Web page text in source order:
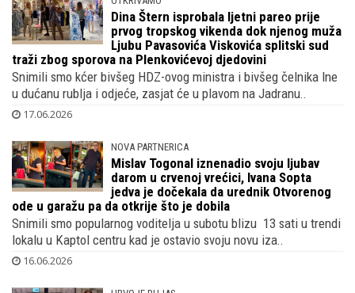
18.06.2026
OTKRIVAMO
Dina Štern isprobala ljetni pareo prije
prvog tropskog vikenda dok njenog muža
Ljubu Pavasovića Viskovića splitski sud
traži zbog sporova na Plenkovićevoj djedovini
Snimili smo kćer bivšeg HDZ-ovog ministra i bivšeg čelnika Ine
u dućanu rublja i odjeće, zasjat će u plavom na Jadranu..
17.06.2026
NOVA PARTNERICA
Mislav Togonal iznenadio svoju ljubav
darom u crvenoj vrećici, Ivana Sopta
jedva je dočekala da urednik Otvorenog
ode u garažu pa da otkrije što je dobila
Snimili smo popularnog voditelja u subotu blizu 13 sati u trendi
lokalu u Kaptol centru kad je ostavio svoju novu iza..